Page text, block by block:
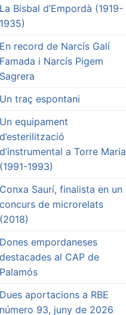
La Bisbal d’Empordà (1919-
1935)
En record de Narcís Galí
Famada i Narcís Pigem
Sagrera
Un traç espontani
Un equipament
d’esterilització
d’instrumental a Torre Maria
(1991-1993)
Conxa Saurí, finalista en un
concurs de microrelats
(2018)
Dones empordaneses
destacades al CAP de
Palamós
Dues aportacions a RBE
número 93, juny de 2026